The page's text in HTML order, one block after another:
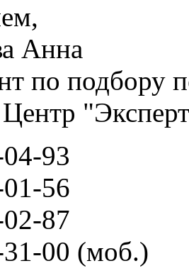
Анна
по подбору
93
56
87
00 (моб.)